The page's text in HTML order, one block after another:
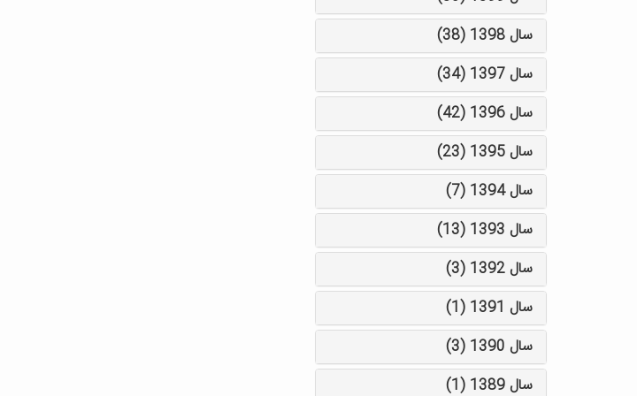
سال 1398 (38)
سال 1397 (34)
سال 1396 (42)
سال 1395 (23)
سال 1394 (7)
سال 1393 (13)
سال 1392 (3)
سال 1391 (1)
سال 1390 (3)
سال 1389 (1)